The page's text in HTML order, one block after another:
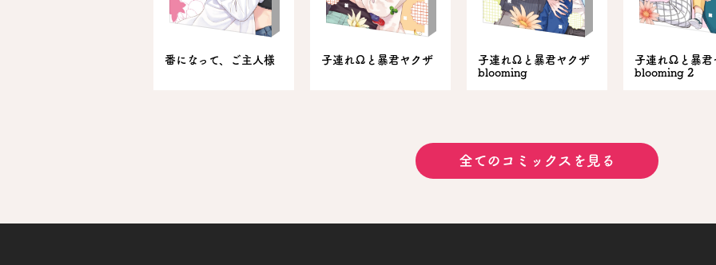
番になって、ご主人様 子連れΩと暴君ヤクザ
子連れΩと暴君ヤクザ
blooming
子連れΩと暴君
blooming 2
全てのコミックスを見る